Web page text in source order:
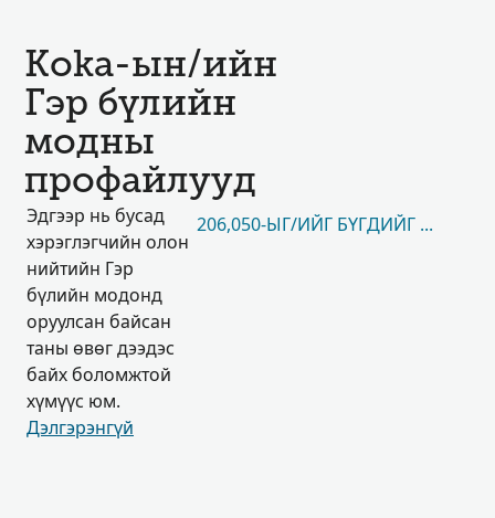
Koka-ын/ийн
Гэр бүлийн
модны
профайлууд
Эдгээр нь бусад
хэрэглэгчийн олон
нийтийн Гэр
бүлийн модонд
оруулсан байсан
таны өвөг дээдэс
байх боломжтой
хүмүүс юм.
Дэлгэрэнгүй
206,050-ЫГ/ИЙГ БҮГДИЙГ НЬ ҮЗЭХ